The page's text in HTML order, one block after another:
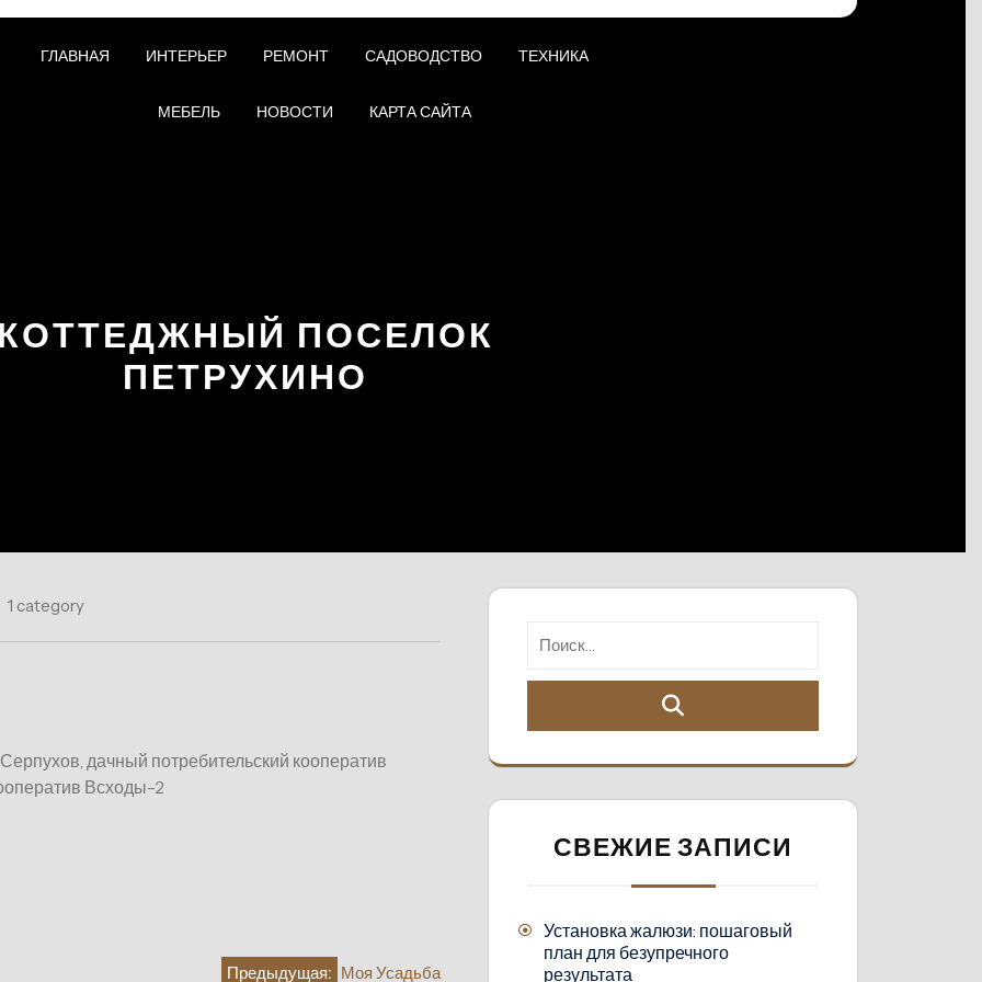
ГЛАВНАЯ ИНТЕРЬЕР РЕМОНТ САДОВОДСТВО ТЕХНИКА
МЕБЕЛЬ НОВОСТИ КАРТА САЙТА
КОТТЕДЖНЫЙ ПОСЕЛОК
ПЕТРУХИНО
1 category
дачный потребительский кооператив
Всходы-2
Предыдущая: Моя Усадьба
СВЕЖИЕ ЗАПИСИ
Установка жалюзи: пошаговый
план для безупречного
результата